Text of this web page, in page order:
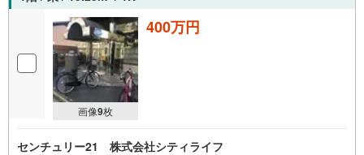
画像9枚
400万円
センチュリー21 株式会社シティライフ